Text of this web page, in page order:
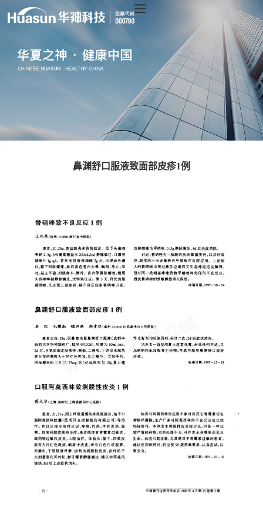
鼻渊舒口服液致面部皮疹1例